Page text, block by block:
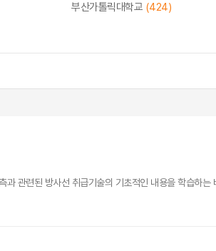
부산가톨릭대학교 (424)
관련된 방사선 취급기술의 기초적인 내용을 학습하는